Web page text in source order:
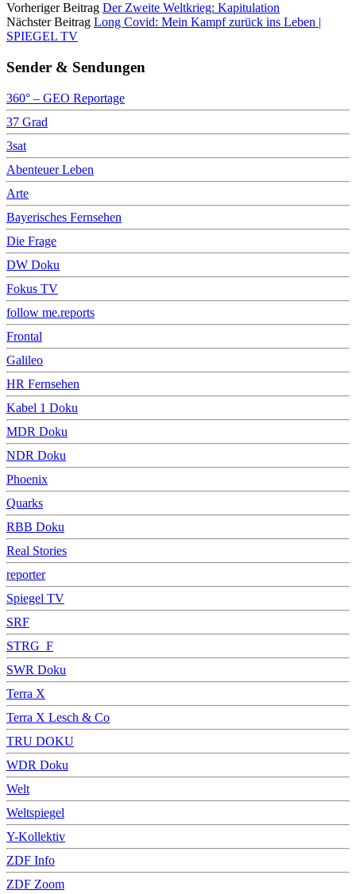
Vorheriger Beitrag Der Zweite Weltkrieg: Kapitulation
Nächster Beitrag Long Covid: Mein Kampf zurück ins Leben |
SPIEGEL TV
Sender & Sendungen
360° – GEO Reportage
37 Grad
3sat
Abenteuer Leben
Arte
Bayerisches Fernsehen
Die Frage
DW Doku
Fokus TV
follow me.reports
Frontal
Galileo
HR Fernsehen
Kabel 1 Doku
MDR Doku
NDR Doku
Phoenix
Quarks
RBB Doku
Real Stories
reporter
Spiegel TV
SRF
STRG_F
SWR Doku
Terra X
Terra X Lesch & Co
TRU DOKU
WDR Doku
Welt
Weltspiegel
Y-Kollektiv
ZDF Info
ZDF Zoom